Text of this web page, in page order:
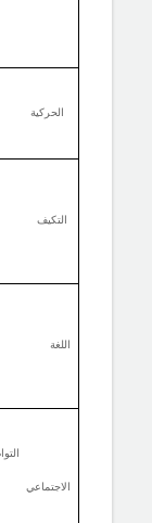
الحركية
التكيف
اللغة
الاجتماعي